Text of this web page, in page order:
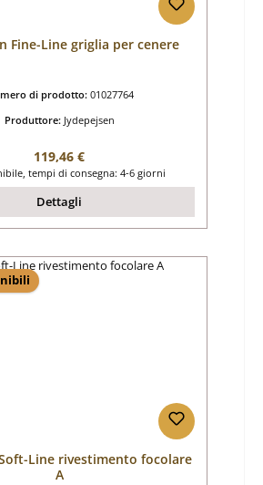
Fine-Line griglia per cenere
di prodotto: 01027764
Produttore: Jydepejsen
Prezzo normale:
119,46 €
tempi di consegna: 4-6 giorni
Dettagli
Line rivestimento focolare
A